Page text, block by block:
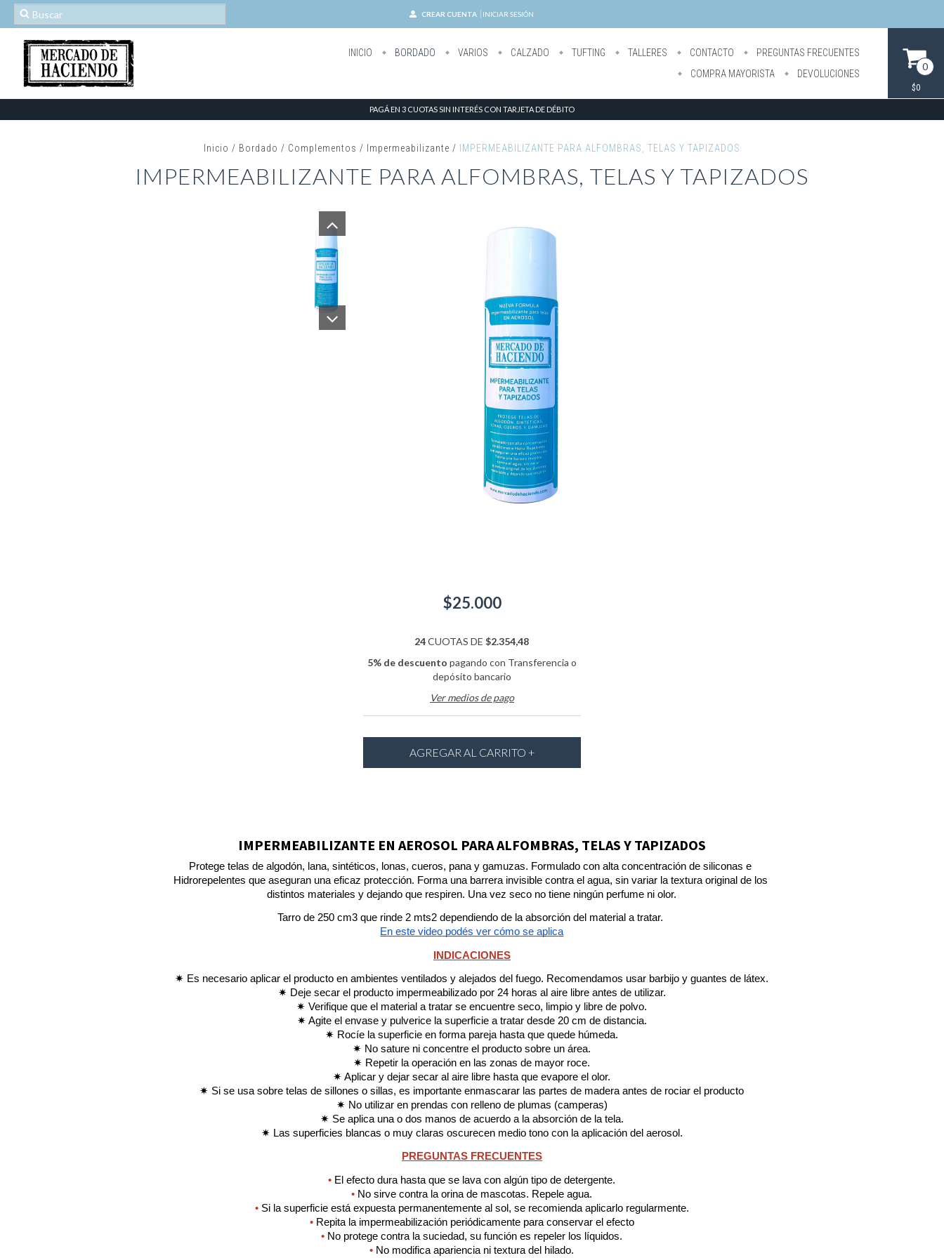
CREAR CUENTA INICIAR SESIÓN
INICIO BORDADO VARIOS CALZADO TUFTING TALLERES CONTACTO
PREGUNTAS FRECUENTES
COMPRA MAYORISTA
DEVOLUCIONES
0
$0
PAGÁ EN 3 CUOTAS SIN INTERÉS CON TARJETA DE DÉBITO
Inicio / Bordado / Complementos / Impermeabilizante / IMPERMEABILIZANTE PARA ALFOMBRAS, TELAS Y TAPIZADOS
IMPERMEABILIZANTE PARA ALFOMBRAS, TELAS Y TAPIZADOS
$25.000
24CUOTAS DE$2.354,48
5% de descuento pagando con Transferencia o
depósito bancario
Ver medios de pago
IMPERMEABILIZANTE EN AEROSOL PARA ALFOMBRAS, TELAS Y TAPIZADOS
Protege telas de algodón, lana, sintéticos, lonas, cueros, pana y gamuzas. Formulado con alta concentración de siliconas e
Hidrorepelentes que aseguran una eficaz protección. Forma una barrera invisible contra el agua, sin variar la textura original de los
distintos materiales y dejando que respiren. Una vez seco no tiene ningún perfume ni olor.
Tarro de 250 cm3 que rinde 2 mts2 dependiendo de la absorción del material a tratar.
En este video podés ver cómo se aplica
INDICACIONES
✷ Es necesario aplicar el producto en ambientes ventilados y alejados del fuego. Recomendamos usar barbijo y guantes de látex.
✷ Deje secar el producto impermeabilizado por 24 horas al aire libre antes de utilizar.
✷ Verifique que el material a tratar se encuentre seco, limpio y libre de polvo.
✷ Agite el envase y pulverice la superficie a tratar desde 20 cm de distancia.
✷ Rocíe la superficie en forma pareja hasta que quede húmeda.
✷ No sature ni concentre el producto sobre un área.
✷ Repetir la operación en las zonas de mayor roce.
✷ Aplicar y dejar secar al aire libre hasta que evapore el olor.
✷ Si se usa sobre telas de sillones o sillas, es importante enmascarar las partes de madera antes de rociar el producto
✷ No utilizar en prendas con relleno de plumas (camperas)
✷ Se aplica una o dos manos de acuerdo a la absorción de la tela.
✷ Las superficies blancas o muy claras oscurecen medio tono con la aplicación del aerosol.
PREGUNTAS FRECUENTES
• El efecto dura hasta que se lava con algún tipo de detergente.
• No sirve contra la orina de mascotas. Repele agua.
• Si la superficie está expuesta permanentemente al sol, se recomienda aplicarlo regularmente.
• Repita la impermeabilización periódicamente para conservar el efecto
• No protege contra la suciedad, su función es repeler los líquidos.
• No modifica apariencia ni textura del hilado.